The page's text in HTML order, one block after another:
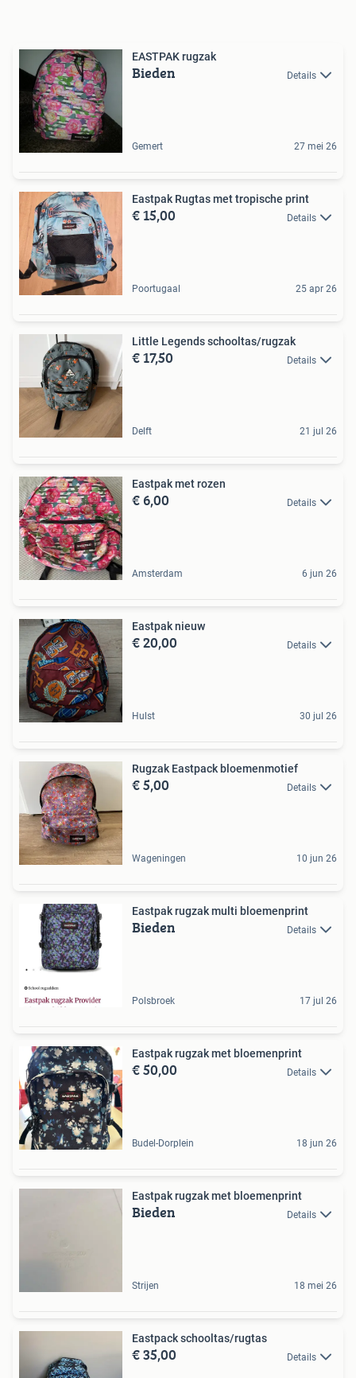
EASTPAK rugzak
Bieden Details
Gemert 27 mei 26
Eastpak Rugtas met tropische print
€ 15,00 Details
Poortugaal 25 apr 26
Little Legends schooltas/rugzak
€ 17,50 Details
Delft 21 jul 26
Eastpak met rozen
€ 6,00 Details
Amsterdam 6 jun 26
Eastpak nieuw
€ 20,00 Details
Hulst 30 jul 26
Rugzak Eastpack bloemenmotief
€ 5,00 Details
Wageningen 10 jun 26
Eastpak rugzak multi bloemenprint
Bieden Details
Polsbroek 17 jul 26
Eastpak rugzak met bloemenprint
€ 50,00 Details
Budel-Dorplein 18 jun 26
Eastpak rugzak met bloemenprint
Bieden Details
Strijen 18 mei 26
Eastpack schooltas/rugtas
€ 35,00 Details